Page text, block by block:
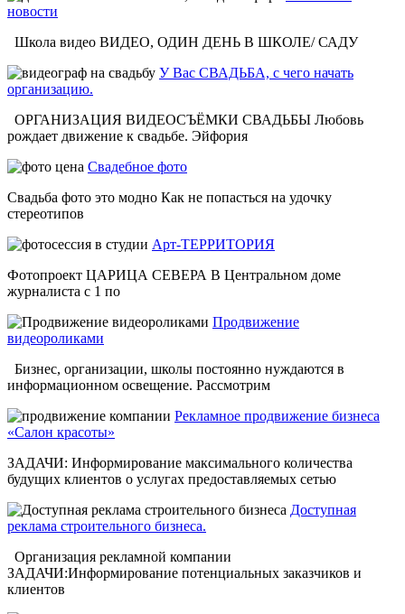
новости
Школа видео ВИДЕО, ОДИН ДЕНЬ В ШКОЛЕ/ САДУ
У Вас СВАДЬБА, с чего начать
организацию.
ОРГАНИЗАЦИЯ ВИДЕОСЪЁМКИ СВАДЬБЫ Любовь
рождает движение к свадьбе. Эйфория
Свадебное фото
Свадьба фото это модно Как не попасться на удочку
стереотипов
Арт-ТЕРРИТОРИЯ
Фотопроект ЦАРИЦА СЕВЕРА В Центральном доме
журналиста с 1 по
Продвижение
видеороликами
Бизнес, организации, школы постоянно нуждаются в
информационном освещение. Рассмотрим
Рекламное продвижение бизнеса
«Салон красоты»
ЗАДАЧИ: Информирование максимального количества
будущих клиентов о услугах предоставляемых сетью
Доступная
реклама строительного бизнеса.
Организация рекламной компании
ЗАДАЧИ:Информирование потенциальных заказчиков и
клиентов